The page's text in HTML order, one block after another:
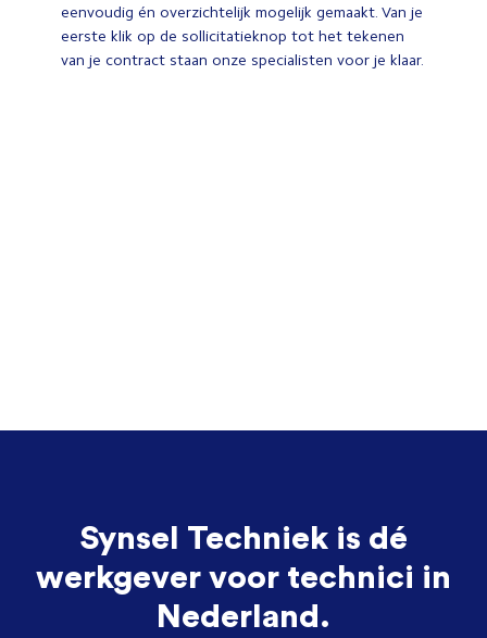
eenvoudig én overzichtelijk mogelijk gemaakt. Van je
eerste klik op de sollicitatieknop tot het tekenen
van je contract staan onze specialisten voor je klaar.
Synsel Techniek is dé
werkgever voor technici in
Nederland.